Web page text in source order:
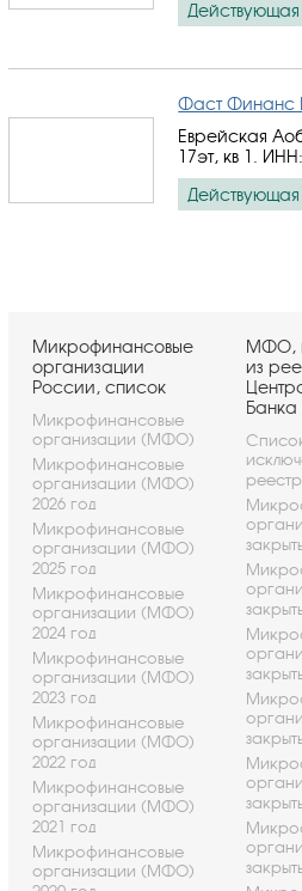
Действующая
Фаст Финанс
Еврейская
17эт, кв 1.
Действующая
Микрофинансовые
организации
России, список
Микрофинансовые
организации (МФО)
Микрофинансовые
организации (МФО)
2026 год
Микрофинансовые
организации (МФО)
2025 год
Микрофинансовые
организации (МФО)
2024 год
Микрофинансовые
организации (МФО)
2023 год
Микрофинансовые
организации (МФО)
2022 год
Микрофинансовые
организации (МФО)
2021 год
Микрофинансовые
организации (МФО)
МФО,
из